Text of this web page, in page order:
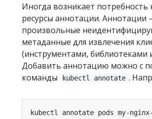
Иногда возникает потребность
ресурсы аннотации. Аннотации
произвольные
метаданные для извлечения
(инструментами, библиотеками
Добавить аннотацию можно с
команды
kubectl annotate .
kubectl annotate pods my-nginx-